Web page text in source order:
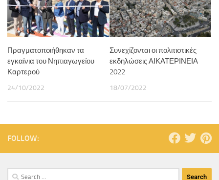
Πραγματοποιήθηκαν τα
εγκαίνια του Νηπιαγωγείου
Καρτερού
24/10/2022
Συνεχίζονται οι πολιτιστικές
εκδηλώσεις ΑΙΚΑΤΕΡΙΝΕΙΑ
2022
18/07/2022
FOLLOW: